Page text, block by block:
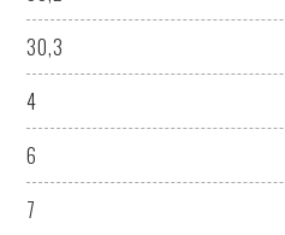
30,3
4
6
7